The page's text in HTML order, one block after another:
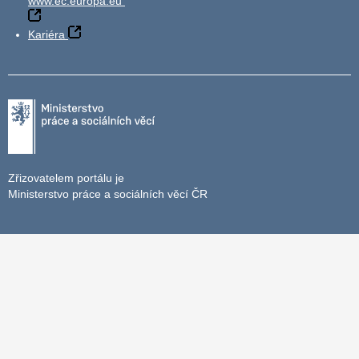
Kariéra
Zřizovatelem portálu je
Ministerstvo práce a sociálních věcí ČR